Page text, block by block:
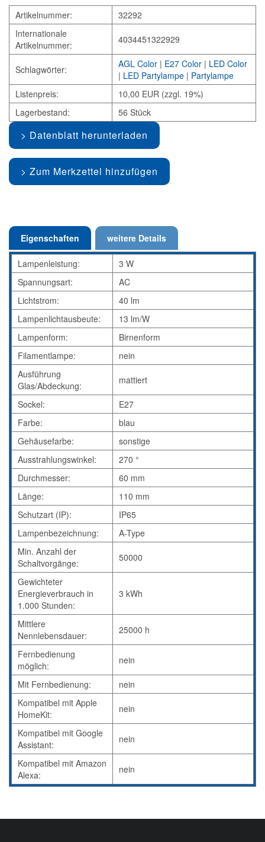
Artikelnummer:
32292
Internationale
Artikelnummer:
4034451322929
Schlagwörter: AGL Color | E27 Color | LED Color
| LED Partylampe | Partylampe
Listenpreis:
10,00 EUR (zzgl. 19%)
Lagerbestand:
56 Stück
Datenblatt herunterladen
Zum Merkzettel hinzufügen
Eigenschaften weitere Details
Lampenleistung:
3 W
Spannungsart:
AC
Lichtstrom:
40 lm
Lampenlichtausbeute:
13 lm/W
Lampenform:
Birnenform
Filamentlampe:
nein
Ausführung
Glas/Abdeckung:
mattiert
Sockel:
E27
Farbe:
blau
Gehäusefarbe:
sonstige
Ausstrahlungswinkel:
270 °
Durchmesser:
60 mm
Länge:
110 mm
Schutzart (IP):
IP65
Lampenbezeichnung:
A-Type
Min. Anzahl der
Schaltvorgänge:
50000
Gewichteter
Energieverbrauch in
1.000 Stunden:
3 kWh
Mittlere
Nennlebensdauer:
25000 h
Fernbedienung
möglich:
nein
Mit Fernbedienung:
nein
Kompatibel mit Apple
HomeKit:
nein
Kompatibel mit Google
Assistant:
nein
Kompatibel mit Amazon
Alexa:
nein